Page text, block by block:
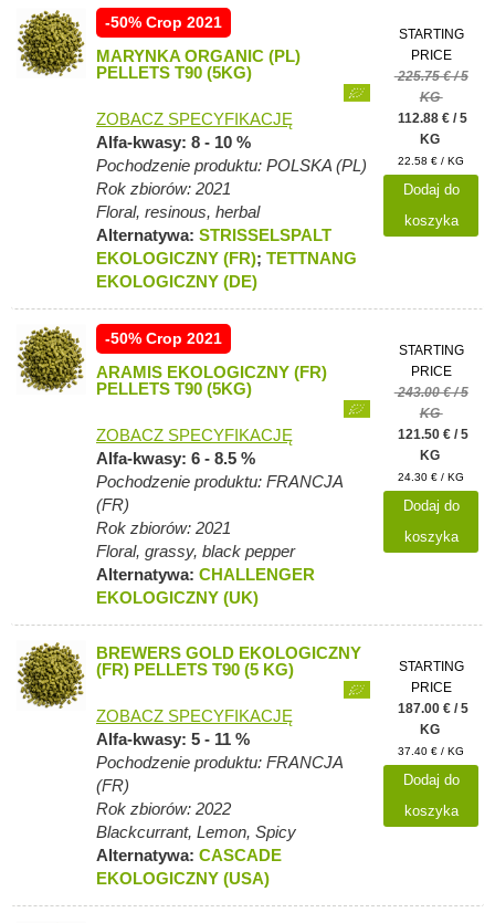
-50% Crop 2021
MARYNKA ORGANIC (PL)
PELLETS T90 (5KG)
ZOBACZ SPECYFIKACJĘ
Alfa-kwasy: 8 - 10 %
Pochodzenie produktu: POLSKA (PL)
Rok zbiorów: 2021
Floral, resinous, herbal
Alternatywa: STRISSELSPALT
EKOLOGICZNY (FR); TETTNANG
EKOLOGICZNY (DE)
STARTING
PRICE
225.75 € / 5
KG
112.88 € / 5
KG
22.58 € / KG
Dodaj do
koszyka
-50% Crop 2021
ARAMIS EKOLOGICZNY (FR)
PELLETS T90 (5KG)
ZOBACZ SPECYFIKACJĘ
Alfa-kwasy: 6 - 8.5 %
Pochodzenie produktu: FRANCJA
(FR)
Rok zbiorów: 2021
Floral, grassy, black pepper
Alternatywa: CHALLENGER
EKOLOGICZNY (UK)
STARTING
PRICE
243.00 € / 5
KG
121.50 € / 5
KG
24.30 € / KG
Dodaj do
koszyka
BREWERS GOLD EKOLOGICZNY
(FR) PELLETS T90 (5 KG)
ZOBACZ SPECYFIKACJĘ
Alfa-kwasy: 5 - 11 %
Pochodzenie produktu: FRANCJA
(FR)
Rok zbiorów: 2022
Blackcurrant, Lemon, Spicy
Alternatywa: CASCADE
EKOLOGICZNY (USA)
STARTING
PRICE
187.00 € / 5
KG
37.40 € / KG
Dodaj do
koszyka